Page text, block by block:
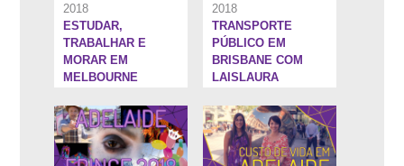
2018
ESTUDAR,
TRABALHAR E
MORAR EM
MELBOURNE
2018
TRANSPORTE
PÚBLICO EM
BRISBANE COM
LAISLAURA